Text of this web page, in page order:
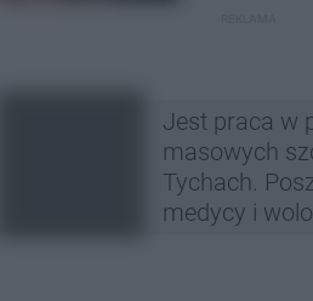
Jest praca w
masowych
Tychach.
medycy i